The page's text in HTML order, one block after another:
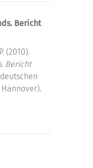
Bericht
(2010).
Bericht